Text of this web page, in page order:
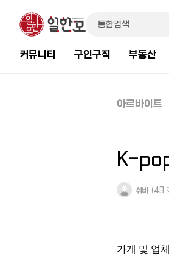
커뮤니티 구인구직 부동산
아르바이트
K-
쉬바
가게 및 업